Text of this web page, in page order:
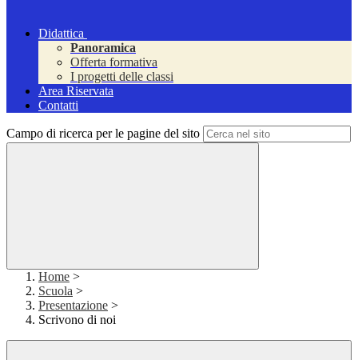
Didattica
Panoramica
Offerta formativa
I progetti delle classi
Area Riservata
Contatti
Campo di ricerca per le pagine del sito
Home >
Scuola >
Presentazione >
Scrivono di noi